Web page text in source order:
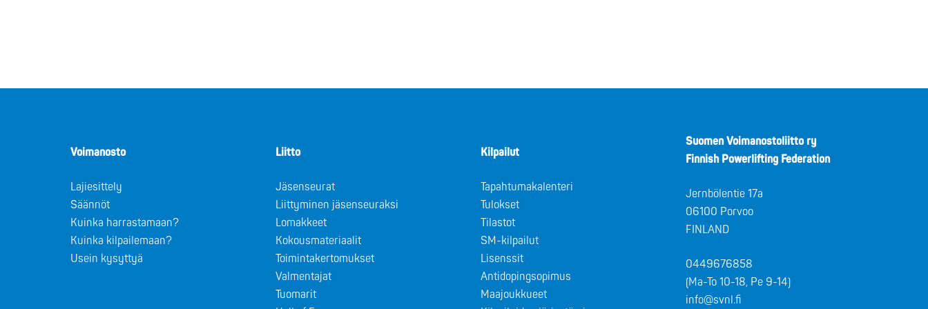
Voimanosto
Lajiesittely
Säännöt
Kuinka harrastamaan?
Kuinka kilpailemaan?
Usein kysyttyä
Liitto
Jäsenseurat
Liittyminen jäsenseuraksi
Lomakkeet
Kokousmateriaalit
Toimintakertomukset
Valmentajat
Tuomarit
Kilpailut
Tapahtumakalenteri
Tulokset
Tilastot
SM-kilpailut
Lisenssit
Antidopingsopimus
Maajoukkueet
Suomen Voimanostoliitto ry
Finnish Powerlifting Federation
Jernbölentie 17a
06100 Porvoo
FINLAND
0449676858
(Ma-To 10-18, Pe 9-14)
info@svnl.fi